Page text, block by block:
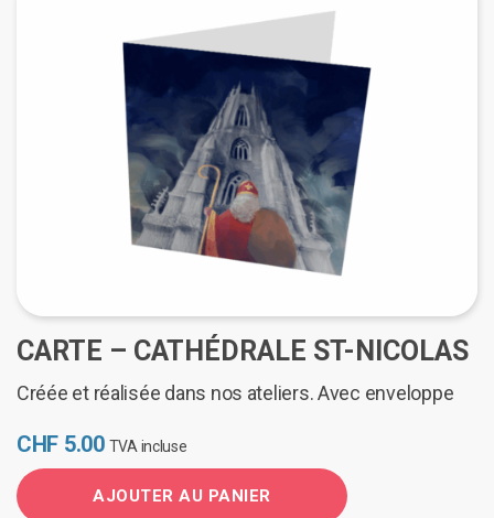
CARTE – CATHÉDRALE ST-NICOLAS
Créée et réalisée dans nos ateliers. Avec enveloppe
CHF 5.00 TVA incluse
AJOUTER AU PANIER